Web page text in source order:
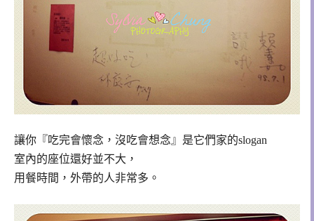
讓你『吃完會懷念，沒吃會想念』是它們家的slogan
室內的座位還好並不大，
用餐時間，外帶的人非常多。